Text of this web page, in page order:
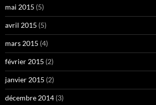
mai 2015 (5)
avril 2015 (5)
mars 2015 (4)
février 2015 (2)
janvier 2015 (2)
décembre 2014 (3)